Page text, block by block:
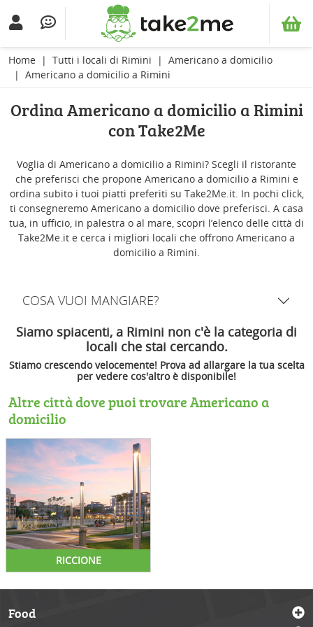
Home Tutti i locali di Rimini
Americano a domicilio
Americano a domicilio a Rimini
Ordina Americano a domicilio a Rimini
con Take2Me
Voglia di Americano a domicilio a Rimini? Scegli il ristorante
che preferisci che propone Americano a domicilio a Rimini e
ordina subito i tuoi piatti preferiti su Take2Me.it. In pochi click,
ti consegneremo Americano a domicilio dove preferisci. A casa
tua, in ufficio, in palestra o al mare, scopri l’elenco delle città di
Take2Me.it e cerca i migliori locali che offrono Americano a
domicilio a Rimini.
COSA VUOI MANGIARE?
Siamo spiacenti, a Rimini non c'è la categoria di
locali che stai cercando.
Stiamo crescendo velocemente! Prova ad allargare la tua scelta
per vedere cos'altro è disponibile!
Altre città dove puoi trovare Americano a
domicilio
RICCIONE
Food